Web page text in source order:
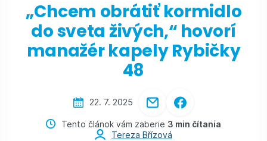
„Chcem obrátiť kormidlo
do sveta živých,“ hovorí
manažér kapely Rybičky
48
22. 7. 2025
Tento článok vám zaberie 3 min čítania
Tereza Břízová